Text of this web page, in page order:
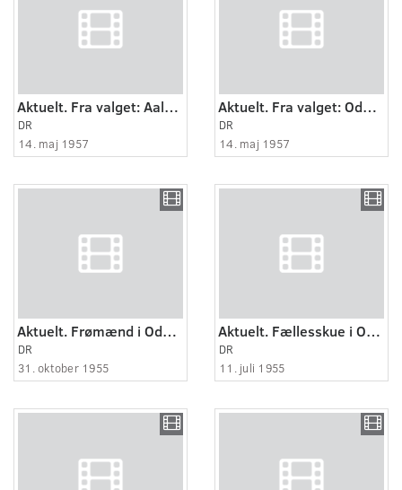
Aktuelt. Fra valget: Aalborg.
DR
14. maj 1957
Aktuelt. Fra valget: Odense.
DR
14. maj 1957
Aktuelt. Frømænd i Odense havn.
DR
31. oktober 1955
Aktuelt. Fællesskue i Odense.
DR
11. juli 1955